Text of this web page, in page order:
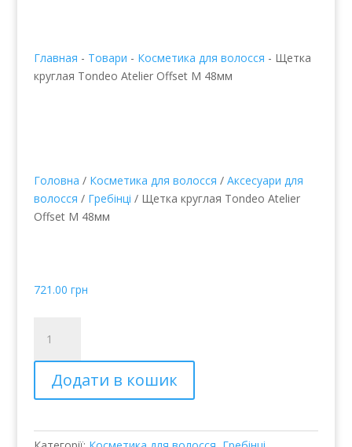
Главная - Товари - Косметика для волосся - Щетка
круглая Tondeo Atelier Offset M 48мм
Головна / Косметика для волосся / Аксесуари для
волосся / Гребінці / Щетка круглая Tondeo Atelier
Offset M 48мм
721.00 грн
круглая
Tondeo
Atelier
Offset
48мм
Додати в кошик